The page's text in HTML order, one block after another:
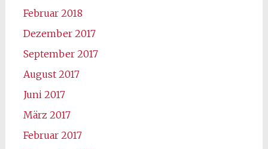
Februar 2018
Dezember 2017
September 2017
August 2017
Juni 2017
März 2017
Februar 2017